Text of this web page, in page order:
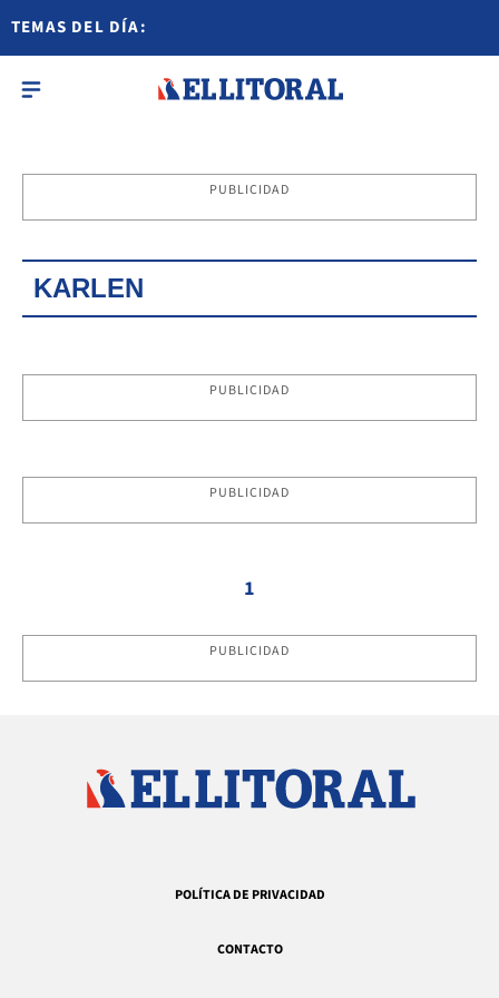
TEMAS DEL DÍA:
PUBLICIDAD
KARLEN
PUBLICIDAD
PUBLICIDAD
1
PUBLICIDAD
POLÍTICA DE PRIVACIDAD
CONTACTO